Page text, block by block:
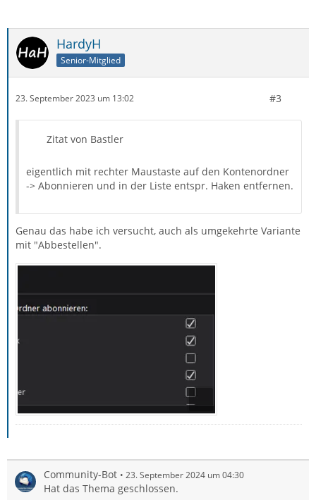
HardyH
Senior-Mitglied
23. September 2023 um 13:02 #3
Zitat von Bastler
eigentlich mit rechter Maustaste auf den Kontenordner
-> Abonnieren und in der Liste entspr. Haken entfernen.
Genau das habe ich versucht, auch als umgekehrte Variante
mit "Abbestellen".
Community-Bot 23. September 2024 um 04:30
Hat das Thema geschlossen.